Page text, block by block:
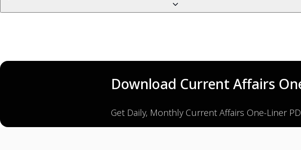
Download Current Affairs
Get Daily, Monthly Current Affairs One-Liner